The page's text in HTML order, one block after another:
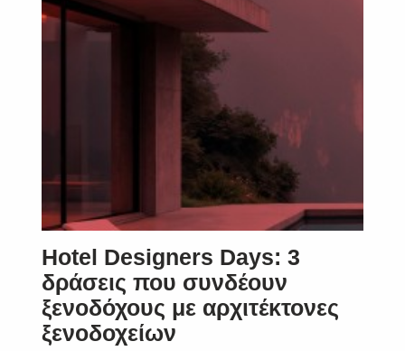
Hotel Designers Days: 3
δράσεις που συνδέουν
ξενοδόχους με αρχιτέκτονες
ξενοδοχείων